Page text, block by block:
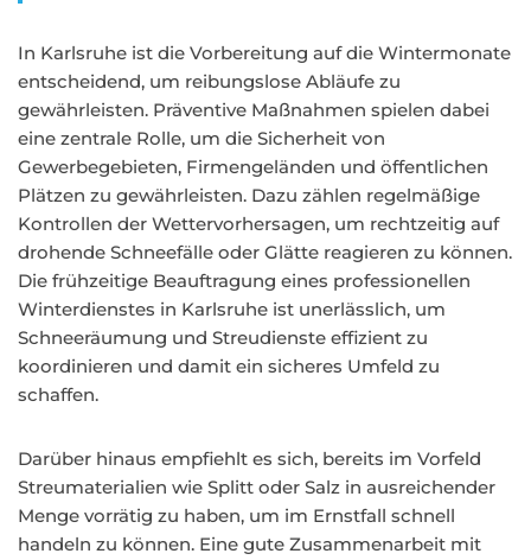
In Karlsruhe ist die Vorbereitung auf die Wintermonate
entscheidend, um reibungslose Abläufe zu
gewährleisten. Präventive Maßnahmen spielen dabei
eine zentrale Rolle, um die Sicherheit von
Gewerbegebieten, Firmengeländen und öffentlichen
Plätzen zu gewährleisten. Dazu zählen regelmäßige
Kontrollen der Wettervorhersagen, um rechtzeitig auf
drohende Schneefälle oder Glätte reagieren zu können.
Die frühzeitige Beauftragung eines professionellen
Winterdienstes in Karlsruhe ist unerlässlich, um
Schneeräumung und Streudienste effizient zu
koordinieren und damit ein sicheres Umfeld zu
schaffen.
Darüber hinaus empfiehlt es sich, bereits im Vorfeld
Streumaterialien wie Splitt oder Salz in ausreichender
Menge vorrätig zu haben, um im Ernstfall schnell
handeln zu können. Eine gute Zusammenarbeit mit